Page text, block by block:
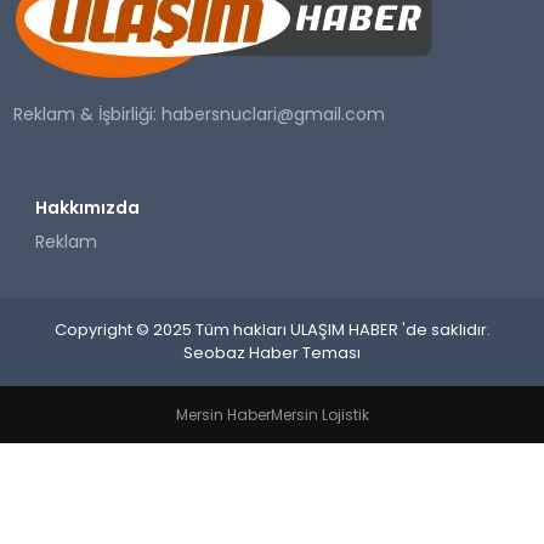
SAĞLIK
YAŞAM
Reklam & İşbirliği:habersnuclari@gmail.com
Hakkımızda
Reklam
Copyright © 2025 Tüm hakları ULAŞIM HABER 'de saklıdır.
Seobaz Haber Teması
Mersin HaberMersin Lojistik